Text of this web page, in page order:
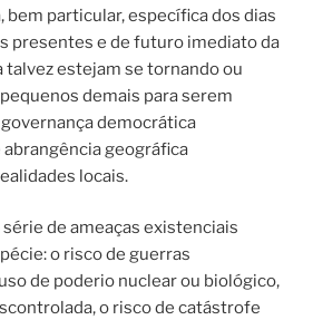
particular, específica dos dias
presentes e de futuro imediato da
talvez estejam se tornando ou
demais para serem
democrática
geográfica
locais.
série de ameaças existenciais
o risco de guerras
de poderio nuclear ou biológico,
o risco de catástrofe